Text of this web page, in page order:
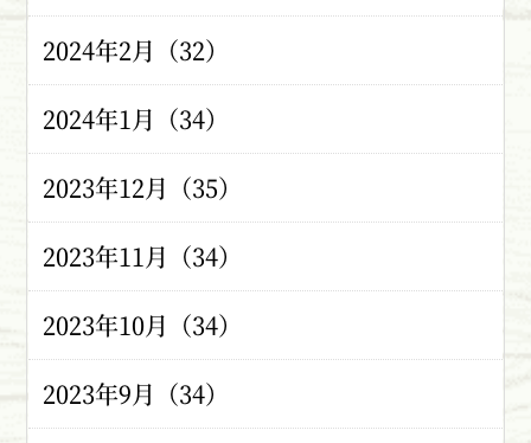
2024年2月（32）
2024年1月（34）
2023年12月（35）
2023年11月（34）
2023年10月（34）
2023年9月（34）